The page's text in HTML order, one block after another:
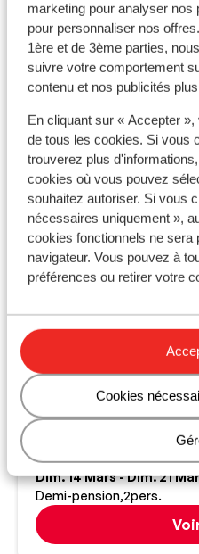
marketing pour analyser
pour personnaliser nos
1ère et de 3ème parties,
suivre votre comportement
contenu et nos publicités
En cliquant sur « Accepter
de tous les cookies. Si vous
trouverez plus
cookies où vous pouvez
souhaitez autoriser. Si vous
nécessaires uniquement »,
cookies fonctionnels ne sera
navigateur. Vous pouvez à
préférences ou retirer votre
Cookies
Hôtel Font
Canillo Grandvalira Andorre
Au centre de Canillo
À seulement 100 m des
Dim. 14 Mars - Dim. 21
Demi-pension 2pers.